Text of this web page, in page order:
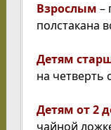
Взрослым –
полстакана
Детям
на четверть
Детям от 2
чайной